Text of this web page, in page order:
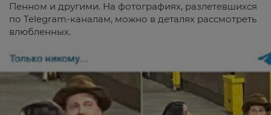
Пенном и другими. На фотографиях, разлетевшихся
по Telegram-каналам, можно в деталях рассмотреть
влюбленных.